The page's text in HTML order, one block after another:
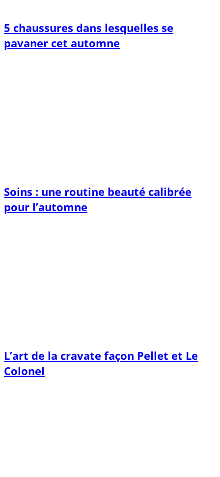
5 chaussures dans lesquelles se
pavaner cet automne
Soins : une routine beauté calibrée
pour l’automne
L’art de la cravate façon Pellet et Le
Colonel